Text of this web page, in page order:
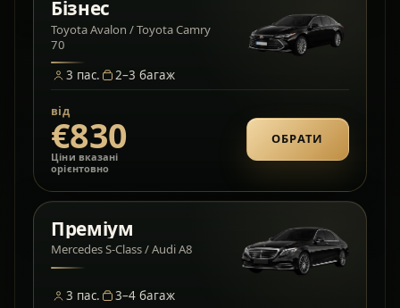
Бізнес
Toyota Avalon / Toyota Camry
70
3 пас. 2–3 багаж
від
€830
Ціни вказані
орієнтовно
ОБРАТИ
Преміум
Mercedes S-Class / Audi A8
3 пас. 3–4 багаж